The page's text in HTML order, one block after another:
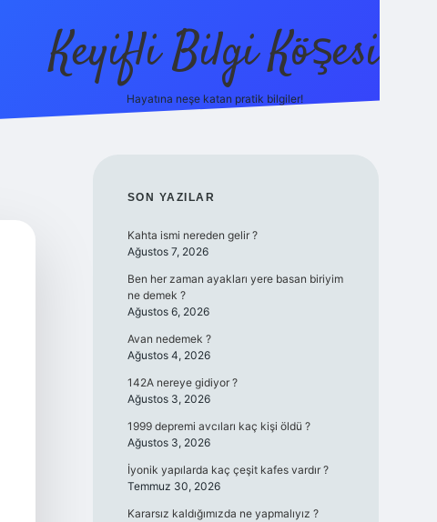
Keyifli Bilgi Köşesi
Hayatına neşe katan pratik bilgiler!
SIDEBAR
SON YAZILAR
Kahta ismi nereden gelir ?
Ağustos 7, 2026
Ben her zaman ayakları yere basan biriyim
ne demek ?
Ağustos 6, 2026
Avan nedemek ?
Ağustos 4, 2026
142A nereye gidiyor ?
Ağustos 3, 2026
1999 depremi avcıları kaç kişi öldü ?
Ağustos 3, 2026
İyonik yapılarda kaç çeşit kafes vardır ?
Temmuz 30, 2026
Kararsız kaldığımızda ne yapmalıyız ?